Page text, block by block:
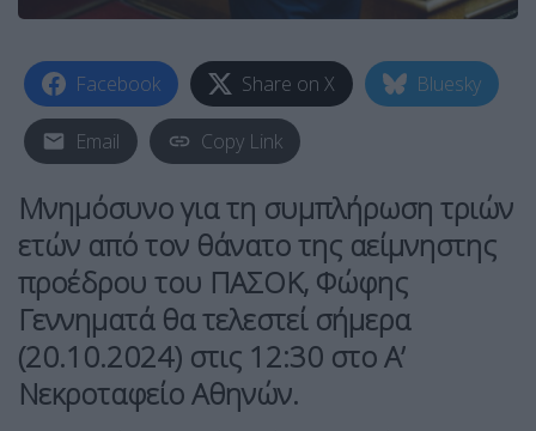
Facebook Share on X Bluesky
Email Copy Link
Μνημόσυνο για τη συμπλήρωση τριών
ετών από τον θάνατο της αείμνηστης
προέδρου του ΠΑΣΟΚ, Φώφης
Γεννηματά θα τελεστεί σήμερα
(20.10.2024) στις 12:30 στο Α’
Νεκροταφείο Αθηνών.